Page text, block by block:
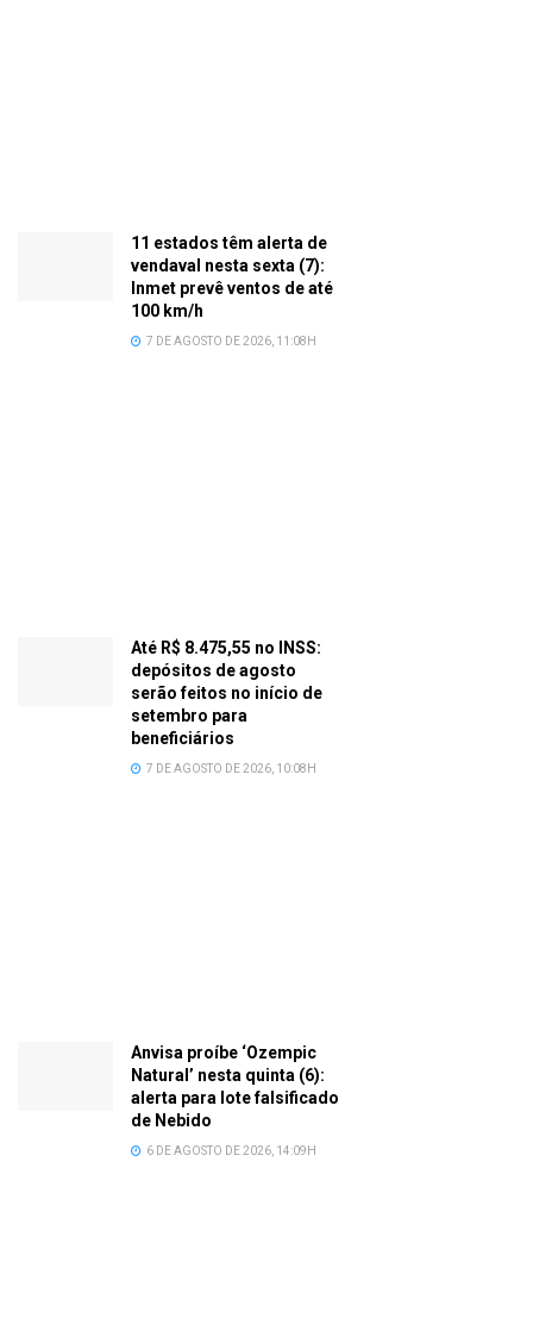
11 estados têm alerta de
vendaval nesta sexta (7):
Inmet prevê ventos de até
100 km/h
7 DE AGOSTO DE 2026, 11:08H
Até R$ 8.475,55 no INSS:
depósitos de agosto
serão feitos no início de
setembro para
beneficiários
7 DE AGOSTO DE 2026, 10:08H
Anvisa proíbe ‘Ozempic
Natural’ nesta quinta (6):
alerta para lote falsificado
de Nebido
6 DE AGOSTO DE 2026, 14:09H